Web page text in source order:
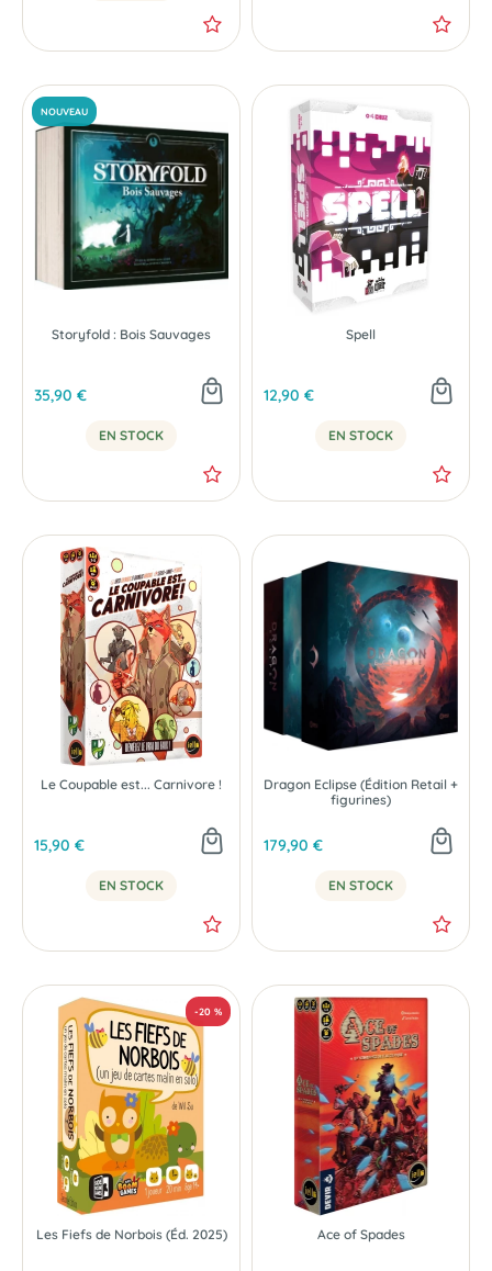
NOUVEAU
Storyfold : Bois Sauvages
35,90 €
EN STOCK
Spell
12,90 €
EN STOCK
Le Coupable est... Carnivore !
15,90 €
EN STOCK
Dragon Eclipse (Édition Retail +
figurines)
179,90 €
EN STOCK
Les Fiefs de Norbois (Éd. 2025) Ace of Spades